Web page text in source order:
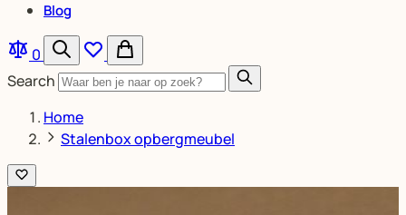
Blog
0
Search
Home
Stalenbox opbergmeubel